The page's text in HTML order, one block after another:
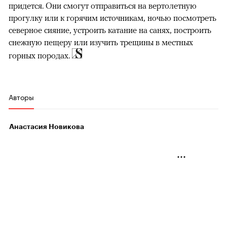
придется. Они смогут отправиться на вертолетную
прогулку или к горячим источникам, ночью посмотреть
северное сияние, устроить катание на санях, построить
снежную пещеру или изучить трещины в местных
горных породах.
Авторы
Анастасия Новикова